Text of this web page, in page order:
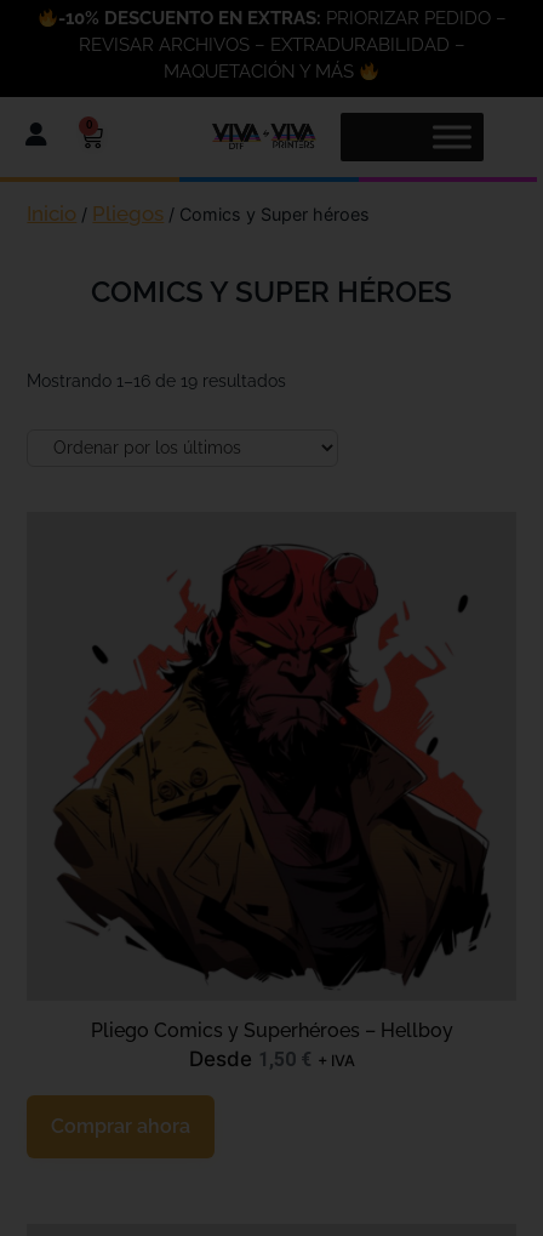
-10% DESCUENTO EN EXTRAS: PRIORIZAR PEDIDO –
REVISAR ARCHIVOS – EXTRADURABILIDAD –
MAQUETACIÓN Y MÁS
0
Inicio / Pliegos / Comics y Super héroes
COMICS Y SUPER HÉROES
Mostrando 1–16 de 19 resultados
Pliego Comics y Superhéroes – Hellboy
Desde 1,50 € + IVA
Comprar ahora